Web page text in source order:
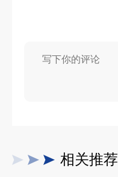
相关推荐